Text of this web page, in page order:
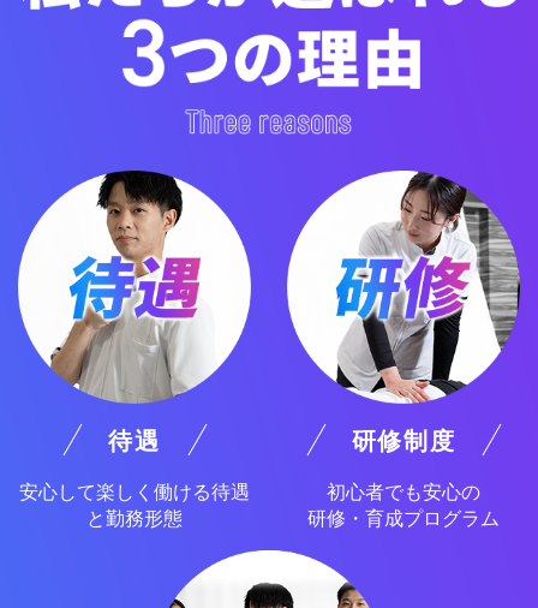
待遇
安心して楽しく働ける待遇
と勤務形態
研修制度
初心者でも安心の
研修・育成プログラム